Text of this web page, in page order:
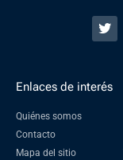
Enlaces de interés
Quiénes somos
Contacto
Mapa del sitio